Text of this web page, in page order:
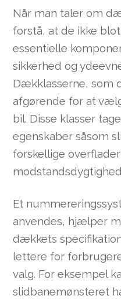
Når man taler om
forstå, at de ikke
essentielle
sikkerhed og
Dækklasserne, som
afgørende for at
bil. Disse klasser
egenskaber såsom
forskellige
Et
anvendes, hjælper
dækkets
lettere for
valg. For eksempel
slidbanemønsteret